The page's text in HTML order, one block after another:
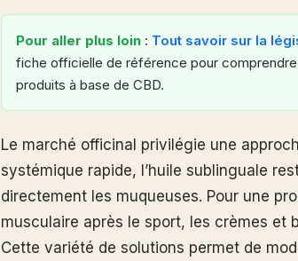
Pour aller plus loin : Tout savoir sur la
fiche officielle de référence pour
produits à base de CBD.
Le marché officinal privilégie une
systémique rapide, l’huile sublinguale
directement les muqueuses. Pour une
musculaire après le sport, les crèmes et
Cette variété de solutions permet de